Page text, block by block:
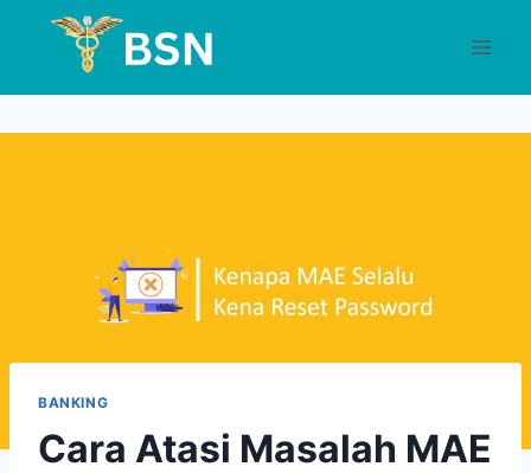
BANKING
Cara Atasi Masalah MAE